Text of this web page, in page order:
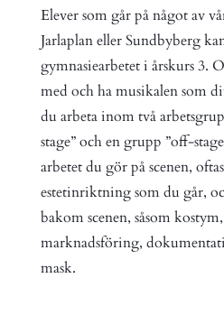
Elever som går på något av
Jarlaplan eller Sundbyberg
gymnasiearbetet i årskurs 3.
med och ha musikalen som
du arbeta inom två
stage” och en grupp ”off-
arbetet du gör på scenen,
estetinriktning som du går,
bakom scenen, såsom
marknadsföring,
mask.